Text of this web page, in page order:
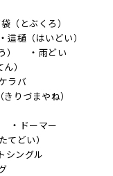
（とぶくろ）
這樋（はいどい）
雨どい
）
ラバ
りづまやね）
ドーマー
てどい）
シングル